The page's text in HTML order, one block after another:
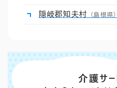
隠岐郡知夫村 （島根県）